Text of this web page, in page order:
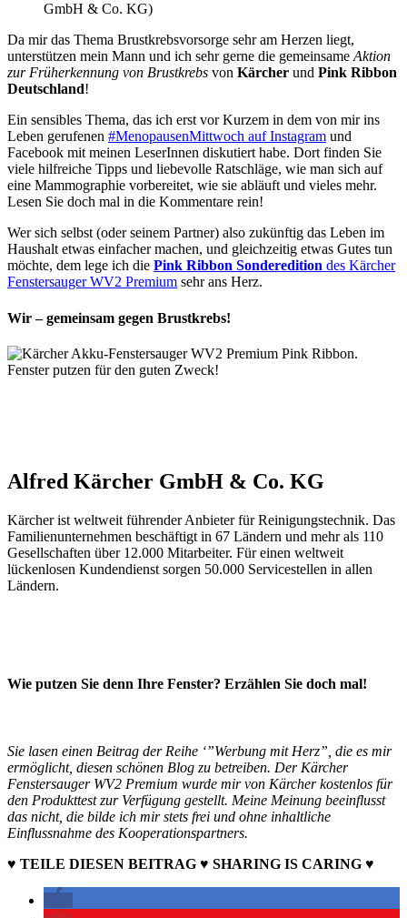
GmbH & Co. KG)
Da mir das Thema Brustkrebsvorsorge sehr am Herzen liegt,
unterstützen mein Mann und ich sehr gerne die gemeinsameAktion
zur Früherkennung von Brustkrebs von Kärcher und Pink Ribbon
Deutschland!
Ein sensibles Thema, das ich erst vor Kurzem in dem von mir ins
Leben gerufenen #MenopausenMittwoch auf Instagram und
Facebook mit meinen LeserInnen diskutiert habe. Dort finden Sie
viele hilfreiche Tipps und liebevolle Ratschläge, wie man sich auf
eine Mammographie vorbereitet, wie sie abläuft und vieles mehr.
Lesen Sie doch mal in die Kommentare rein!
Wer sich selbst (oder seinem Partner) also zukünftig das Leben im
Haushalt etwas einfacher machen, und gleichzeitig etwas Gutes tun
möchte, dem lege ich die Pink Ribbon Sonderedition des Kärcher
Fenstersauger WV2 Premium sehr ans Herz.
Wir – gemeinsam gegen Brustkrebs!
Alfred Kärcher GmbH & Co. KG
Kärcher ist weltweit führender Anbieter für Reinigungstechnik. Das
Familienunternehmen beschäftigt in 67 Ländern und mehr als 110
Gesellschaften über 12.000 Mitarbeiter. Für einen weltweit
lückenlosen Kundendienst sorgen 50.000 Servicestellen in allen
Ländern.
Wie putzen Sie denn Ihre Fenster? Erzählen Sie doch mal!
Sie lasen einen Beitrag der Reihe ‘”Werbung mit Herz”, die es mir
ermöglicht, diesen schönen Blog zu betreiben. Der Kärcher
Fenstersauger WV2 Premium wurde mir von Kärcher kostenlos für
den Produkttest zur Verfügung gestellt. Meine Meinung beeinflusst
das nicht, die bilde ich mir stets frei und ohne inhaltliche
Einflussnahme des Kooperationspartners.
♥ TEILE DIESEN BEITRAG ♥ SHARING IS CARING ♥